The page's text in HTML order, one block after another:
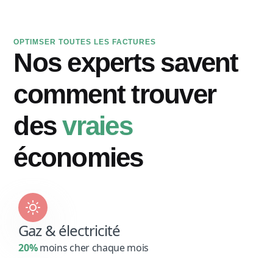
OPTIMSER TOUTES LES FACTURES
Nos experts savent
comment trouver
desvraies
économies
Gaz & électricité
20%moins cher chaque mois